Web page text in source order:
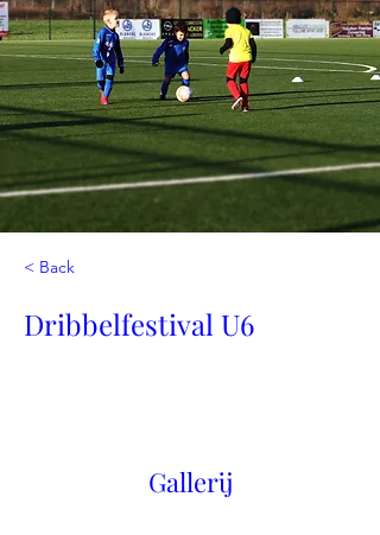
< Back
Dribbelfestival U6
Gallerij